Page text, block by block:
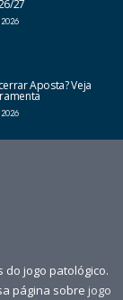
27
2026
Aposta? Veja
2026
jogo patológico.
página sobre jogo